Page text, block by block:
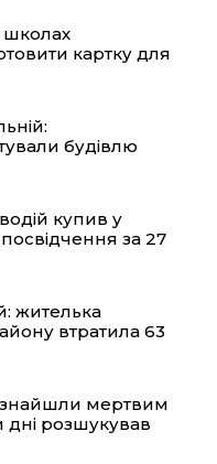
школах
картку для
будівлю
купив у
за 27
жителька
втратила 63
знайшли мертвим
дні розшукував